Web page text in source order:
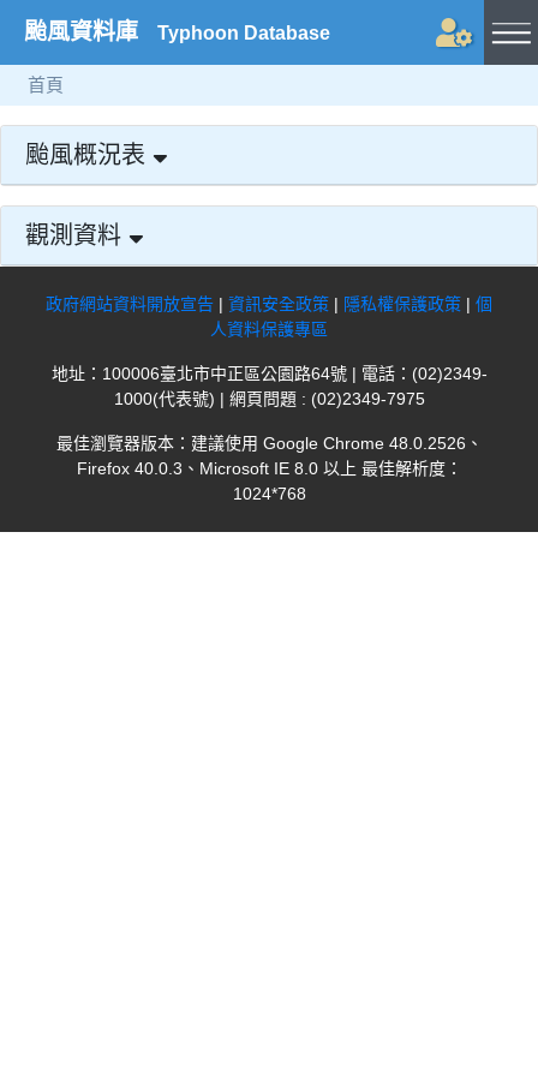
颱風資料庫 Typhoon Database
首頁
颱風概況表
觀測資料
政府網站資料開放宣告 | 資訊安全政策 | 隱私權保護政策 | 個
人資料保護專區
地址：100006臺北市中正區公園路64號 | 電話：(02)2349-
1000(代表號) | 網頁問題 : (02)2349-7975
最佳瀏覽器版本：建議使用 Google Chrome 48.0.2526、
Firefox 40.0.3、Microsoft IE 8.0 以上 最佳解析度：
1024*768